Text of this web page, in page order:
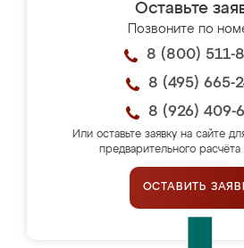
Оставьте
Позвоните по
8 (800) 511-
8 (495) 665-
8 (926) 409-
Или оставьте заявку на сайте
предварительного расчёта
ОСТАВИТЬ